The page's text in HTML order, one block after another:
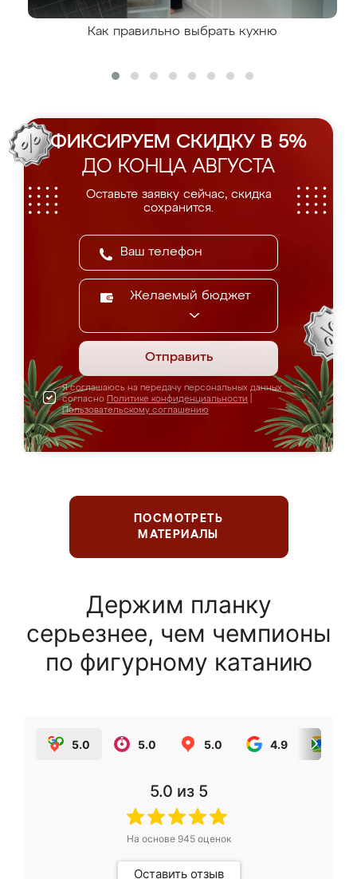
Как правильно выбрать кухню
ФИКСИРУЕМ СКИДКУ В 5%
ДО КОНЦА АВГУСТА
Оставьте заявку сейчас, скидка
сохранится.
Желаемый бюджет
Отправить
Я соглашаюсь на передачу персональных данных
согласно Политике конфиденциальности
Пользовательскому соглашению
ПОСМОТРЕТЬ
МАТЕРИАЛЫ
Держим планку
серьезнее, чем чемпионы
по фигурному катанию
5.0 5.0 5.0 4.9
5.0 из 5
На основе 945оценок
Оставить отзыв